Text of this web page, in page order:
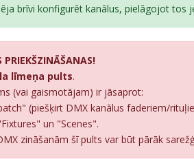
brīvi konfigurēt kanālus, pielāgojot tos
PRIEKŠZINĀŠANAS!
līmeņa pults.
(vai gaismotājam) ir jāsaprot:
(piešķirt DMX kanālus faderiem/
un "Scenes".
zināšanām šī pults var būt pārāk